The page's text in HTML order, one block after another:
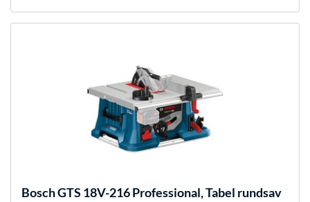
BoschGTS 18V-216 Professional, Tabel rundsav